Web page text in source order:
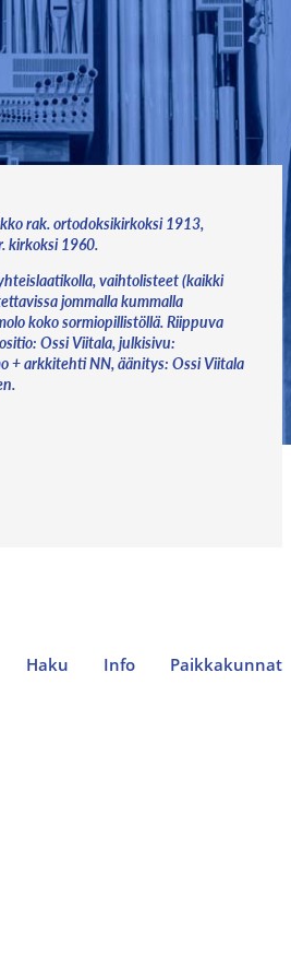
rak. ortodoksikirkoksi 1913,
kirkoksi 1960.
vaihtolisteet (kaikki
jommalla kummalla
koko sormiopillistöllä. Riippuva
Ossi Viitala, julkisivu:
+ arkkitehti NN, äänitys: Ossi Viitala
Haku Info Paikkakunnat